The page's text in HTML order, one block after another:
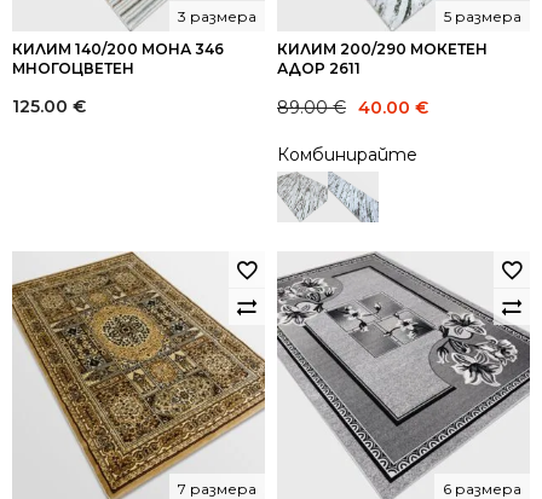
КИЛИМ 140/200 МОНА 346
МНОГОЦВЕТЕН
3 размера
125.00 €
КИЛИМ 200/290 МОКЕТЕН
АДОР 2611
5 размера
89.00€
Original
was:
89.00 €.
40.00 €
Current
is:
40.00 €.
Комбинирайте
7 размера 6 размера